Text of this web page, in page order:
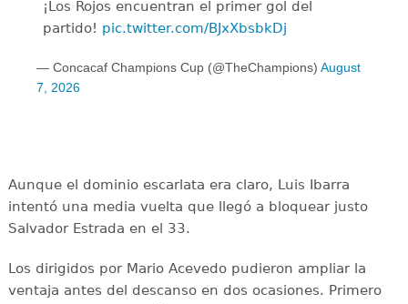
¡Los Rojos encuentran el primer gol del
partido! pic.twitter.com/BJxXbsbkDj
— Concacaf Champions Cup (@TheChampions) August
7, 2026
Aunque el dominio escarlata era claro, Luis Ibarra
intentó una media vuelta que llegó a bloquear justo
Salvador Estrada en el 33.
Los dirigidos por Mario Acevedo pudieron ampliar la
ventaja antes del descanso en dos ocasiones. Primero